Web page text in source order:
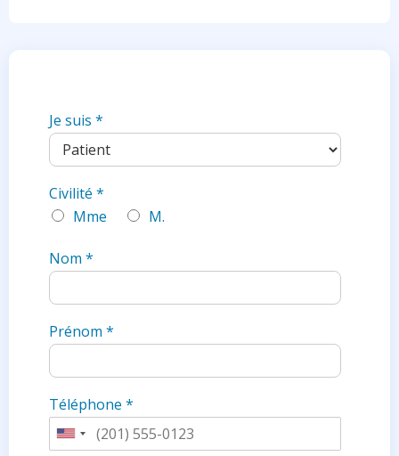
Je suis *
Civilité *
Mme
M.
Nom *
Prénom *
Téléphone *
U